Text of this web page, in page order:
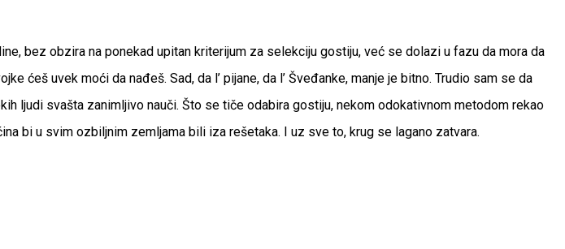
bez obzira na ponekad upitan kriterijum za selekciju gostiju, već se dolazi u fazu da mora da
ćeš uvek moći da nađeš. Sad, da l’ pijane, da l’ Šveđanke, manje je bitno. Trudio sam se da
ljudi svašta zanimljivo nauči. Što se tiče odabira gostiju, nekom odokativnom metodom rekao
bi u svim ozbiljnim zemljama bili iza rešetaka. I uz sve to, krug se lagano zatvara.